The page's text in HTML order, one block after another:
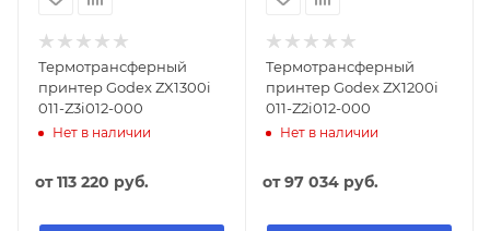
Термотрансферный
принтер Godex ZX1300i
011-Z3i012-000
Нет в наличии
от113 220 руб.
Термотрансферный
принтер Godex ZX1200i
011-Z2i012-000
Нет в наличии
от97 034 руб.